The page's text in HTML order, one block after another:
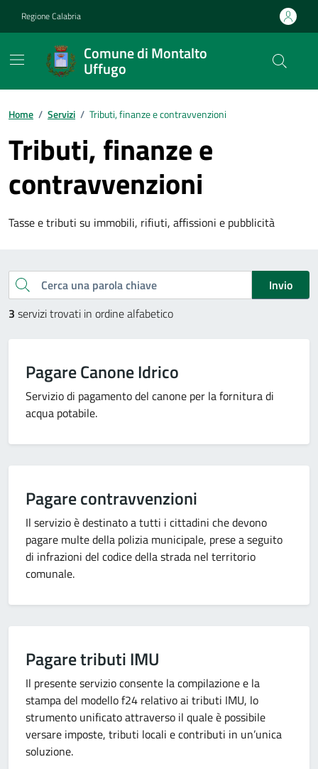
Regione Calabria
Comune di Montalto
Uffugo
Home / Servizi / Tributi, finanze e contravvenzioni
Tributi, finanze e
contravvenzioni
Tasse e tributi su immobili, rifiuti, affissioni e pubblicità
Esplora tutti i servizi
Cerca una parola chiave
Invio
3 servizi trovati in ordine alfabetico
Pagare Canone Idrico
Servizio di pagamento del canone per la fornitura di
acqua potabile.
Pagare contravvenzioni
Il servizio è destinato a tutti i cittadini che devono
pagare multe della polizia municipale, prese a seguito
di infrazioni del codice della strada nel territorio
comunale.
Pagare tributi IMU
Il presente servizio consente la compilazione e la
stampa del modello f24 relativo ai tributi IMU, lo
strumento unificato attraverso il quale è possibile
versare imposte, tributi locali e contributi in un’unica
soluzione.